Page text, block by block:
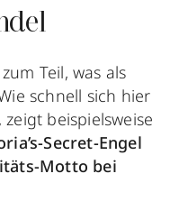
Teil, was als
schnell sich hier
beispielsweise
Secret-Engel
Motto bei